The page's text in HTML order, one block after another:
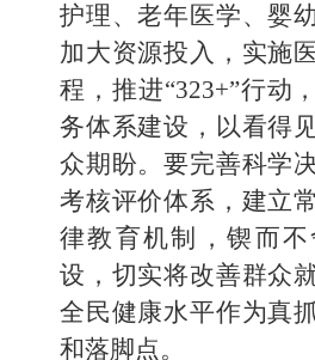
护理、老年医学、婴
加大资源投入，实施
程，推进“323+”行动
务体系建设，以看得
众期盼。要完善科学
考核评价体系，建立
律教育机制，锲而
设，切实将改善群众
全民健康水平作为真
和落脚点。